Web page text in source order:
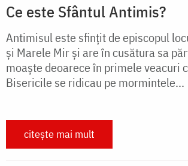
Ce este Sfântul Antimis?
Antimisul este sfinţit de episcopul
şi Marele Mir şi are în cusătura sa
moaşte deoarece în primele veacuri
Bisericile se ridicau pe mormintele...
citește mai mult